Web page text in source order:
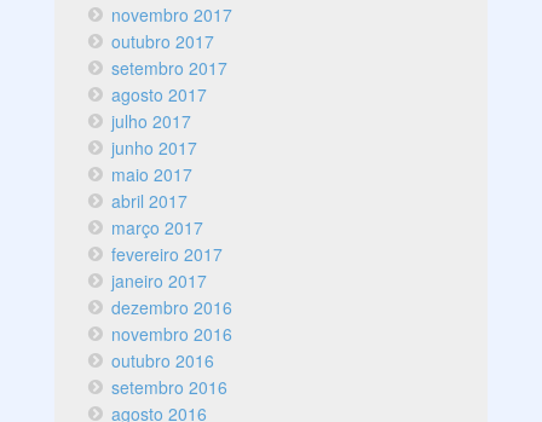
novembro 2017
outubro 2017
setembro 2017
agosto 2017
julho 2017
junho 2017
maio 2017
abril 2017
março 2017
fevereiro 2017
janeiro 2017
dezembro 2016
novembro 2016
outubro 2016
setembro 2016
agosto 2016